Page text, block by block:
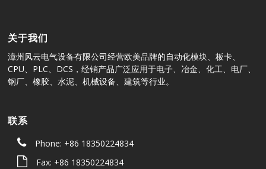
关于我们
漳州风云电气设备有限公司经营欧美品牌的自动化模块、板卡、
CPU、PLC、DCS，经销产品广泛应用于电子、冶金、化工、电厂、
钢厂、橡胶、水泥、机械设备、建筑等行业。
联系
Phone: +86 18350224834
Fax: +86 18350224834